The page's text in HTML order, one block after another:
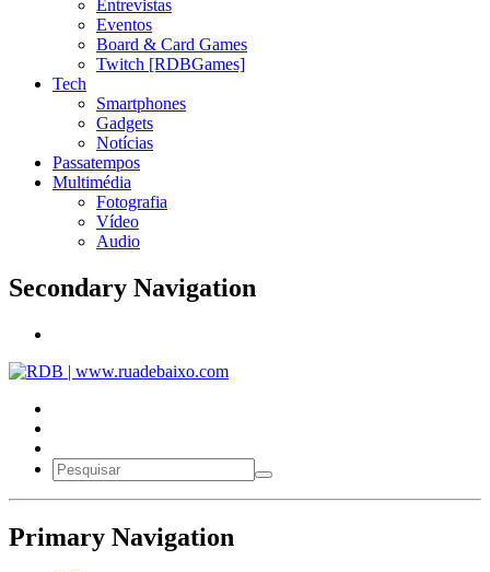
Entrevistas
Eventos
Board & Card Games
Twitch [RDBGames]
Tech
Smartphones
Gadgets
Notícias
Passatempos
Multimédia
Fotografia
Vídeo
Audio
Secondary Navigation
Primary Navigation